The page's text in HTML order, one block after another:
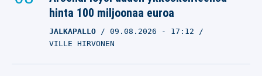
hinta 100 miljoonaa euroa
JALKAPALLO 09.08.2026 - 17:12
VILLE HIRVONEN